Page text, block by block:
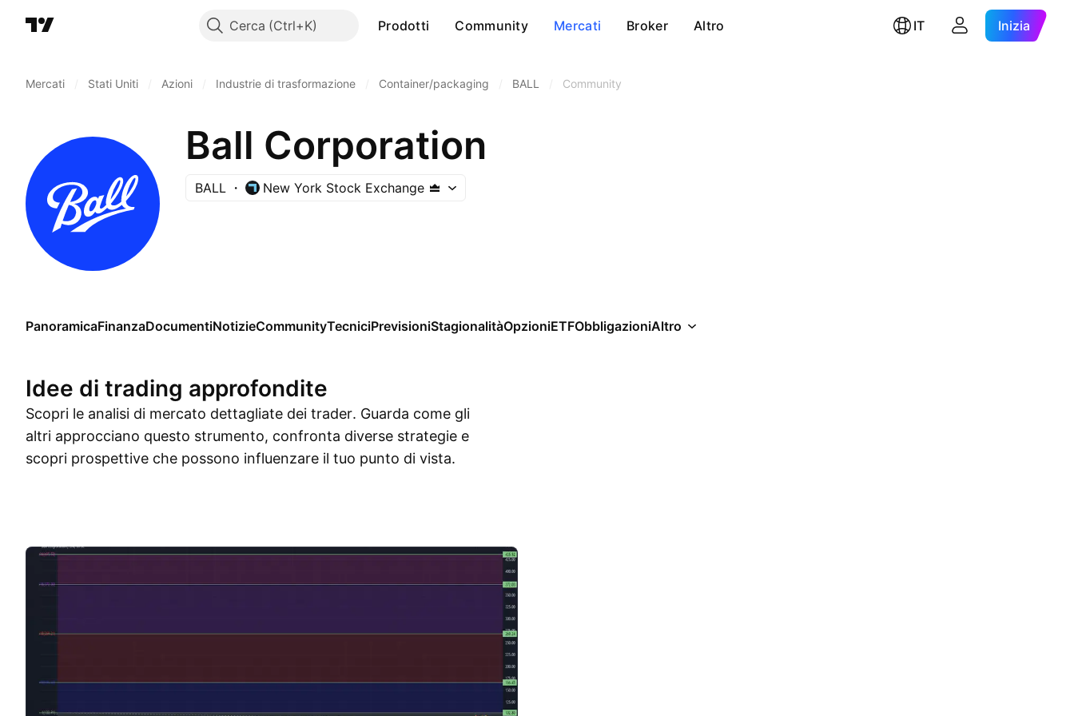
Cerca Prodotti Community Mercati Broker Altro IT Inizia
Mercati Stati Uniti Azioni Industrie di trasformazione Container/packaging BALL Community
Ball Corporation
BALL New York Stock Exchange
PanoramicaFinanzaDocumentiNotizieCommunityTecniciPrevisioniStagionalitàOpzioniETFObbligazioniAltro
Idee di trading approfondite
Scopri le analisi di mercato dettagliate dei trader. Guarda come gli
altri approcciano questo strumento, confronta diverse strategie e
scopri prospettive che possono influenzare il tuo punto di vista.